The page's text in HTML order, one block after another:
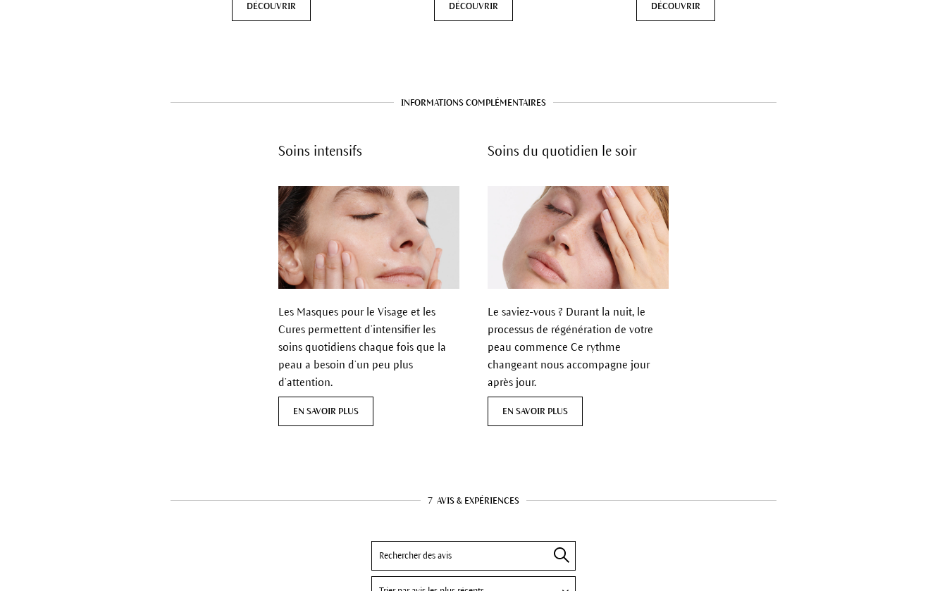
DÉCOUVRIR DÉCOUVRIR DÉCOUVRIR
INFORMATIONS COMPLÉMENTAIRES
Soins intensifs
Les Masques pour le Visage et les
Cures permettent d’intensifier les
soins quotidiens chaque fois que la
peau a besoin d’un peu plus
d’attention.
EN SAVOIR PLUS
Soins du quotidien le soir
Le saviez-vous ? Durant la nuit, le
processus de régénération de votre
peau commence Ce rythme
changeant nous accompagne jour
après jour.
EN SAVOIR PLUS
7 AVIS & EXPÉRIENCES